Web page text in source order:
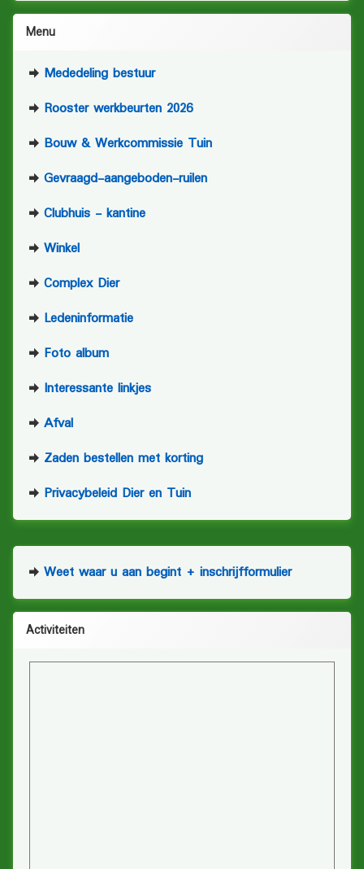
Menu
Mededeling bestuur
Rooster werkbeurten 2026
Bouw & Werkcommissie Tuin
Gevraagd-aangeboden-ruilen
Clubhuis - kantine
Winkel
Complex Dier
Ledeninformatie
Foto album
Interessante linkjes
Afval
Zaden bestellen met korting
Privacybeleid Dier en Tuin
Weet waar u aan begint + inschrijfformulier
Activiteiten